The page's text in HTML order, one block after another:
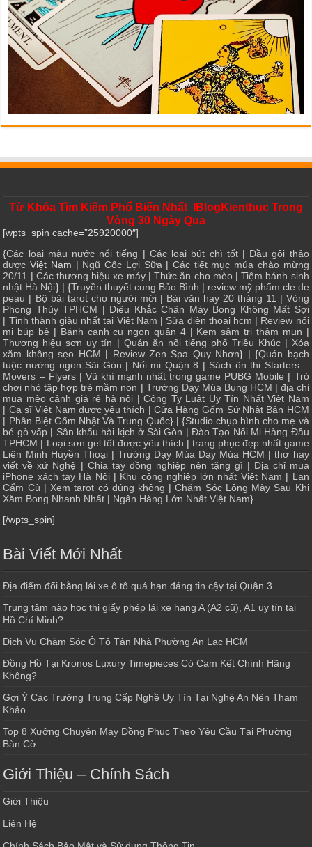
Từ Khóa Tìm Kiếm Phổ Biến Nhất IBlogKienthuc Trong
Vòng 30 Ngày Qua
[wpts_spin cache=”25920000″]
{Các loại màu nước nổi tiếng | Các loại bút chì tốt| Dầu gội thảo
dược Việt Nam | Ngũ Cốc Lợi Sữa| Các tiết mục múa chào mừng
20/11 | Các thương hiệu xe máy|Thức ăn cho mèo|Tiệm bánh sinh
nhật Hà Nội} | {Truyền thuyết cung Bảo Bình | review mỹ phẩm cle de
peau | Bộ bài tarot cho người mới| Bài văn hay 20 tháng 11 | Vòng
Phong Thủy TPHCM |Điêu Khắc Chân Mày Bong Không Mất Sợi
| Tỉnh thành giàu nhất tại Việt Nam | Sửa điện thoại hcm | Review nối
mi búp bê | Bánh canh cu ngon quận 4| Kem sâm trị thâm mụn |
Thương hiệu sơn uy tín | Quán ăn nổi tiếng phố Triều Khúc| Xóa
xăm không sẹo HCM | Review Zen Spa Quy Nhơn} | {Quán bạch
tuộc nướng ngon Sài Gòn | Nối mi Quận 8 | Sách ôn thi Starters –
Movers – Flyers| Vũ khí mạnh nhất trong game PUBG Mobile | Trò
chơi nhỏ tập hợp trẻ mầm non | Trường Dạy Múa Bụng HCM | địa chỉ
mua mèo cảnh giá rẻ hà nội |Công Ty Luật Uy Tín Nhất Việt Nam
| Ca sĩ Việt Nam được yêu thích | Cửa Hàng Gốm Sứ Nhật Bản HCM
| Phân Biệt Gốm Nhật Và Trung Quốc} | {Studio chụp hình cho mẹ và
bé gò vấp | Sân khấu hài kịch ở Sài Gòn |Đào Tạo Nối Mi Hàng Đầu
TPHCM | Loại sơn gel tốt được yêu thích | trang phục đẹp nhất game
Liên Minh Huyền Thoại|Trường Dạy Múa Dạy Múa HCM |thơ hay
viết về xứ Nghệ | Chia tay đồng nghiệp nên tặng gì | Địa chỉ mua
iPhone xách tay Hà Nội| Khu công nghiệp lớn nhất Việt Nam | Lan
Cẩm Cù |Xem tarot có đúng không |Chăm Sóc Lông Mày Sau Khi
Xăm Bong Nhanh Nhất | Ngân Hàng Lớn Nhất Việt Nam}
[/wpts_spin]
Bài Viết Mới Nhất
Địa điểm đổi bằng lái xe ô tô quá hạn đáng tin cậy tại Quận 3
Trung tâm nào học thi giấy phép lái xe hạng A (A2 cũ), A1 uy tín tại
Hồ Chí Minh?
Dịch Vụ Chăm Sóc Ô Tô Tận Nhà Phường An Lạc HCM
Đồng Hồ Tại Kronos Luxury Timepieces Có Cam Kết Chính Hãng
Không?
Gợi Ý Các Trường Trung Cấp Nghề Uy Tín Tại Nghệ An Nên Tham
Khảo
Top 8 Xưởng Chuyên May Đồng Phục Theo Yêu Cầu Tại Phường
Bàn Cờ
Giới Thiệu – Chính Sách
Giới Thiệu
Liên Hệ